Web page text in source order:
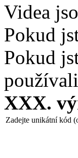
Videa
Pokud
Pokud
XXX.
Zadejte unikátní kód